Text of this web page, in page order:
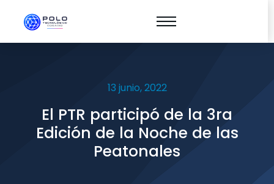
13 junio, 2022
El PTR participó de la 3ra
Edición de la Noche de las
Peatonales